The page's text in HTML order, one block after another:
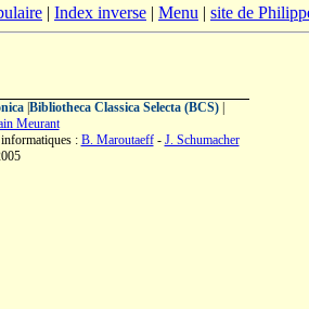
| Index inverse | Menu | site de
| Bibliotheca Classica Selecta (BCS)|
Meurant
: B. Maroutaeff- J. Schumacher